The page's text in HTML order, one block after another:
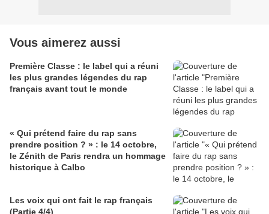
Vous aimerez aussi
Première Classe : le label qui a réuni
les plus grandes légendes du rap
français avant tout le monde
« Qui prétend faire du rap sans
prendre position ? » : le 14 octobre,
le Zénith de Paris rendra un hommage
historique à Calbo
Les voix qui ont fait le rap français
(Partie 4/4)